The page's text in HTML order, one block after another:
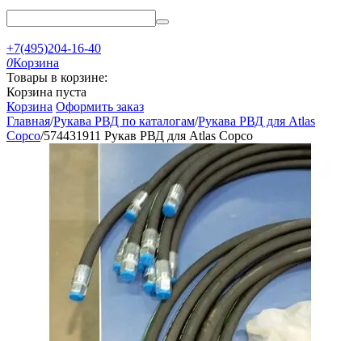
+7(495)204-16-40
0Корзина
Товары в корзине:
Корзина пуста
Корзина Оформить заказ
Главная/Рукава РВД по каталогам/Рукава РВД для Atlas
Copco/574431911 Рукав РВД для Atlas Copco